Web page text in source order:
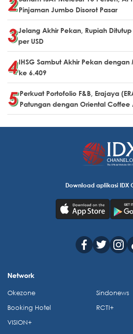
Pinjaman Jumbo Disorot Pasar
Jelang Akhir Pekan, Rupiah
per USD
IHSG Sambut Akhir Pekan
ke 6.409
Perkuat Portofolio F&B, Erajaya
Patungan dengan Oriental Coffee
Download aplikasi IDX
Network
Okezone
Booking Hotel
VISION+
Sindonews
RCTI+